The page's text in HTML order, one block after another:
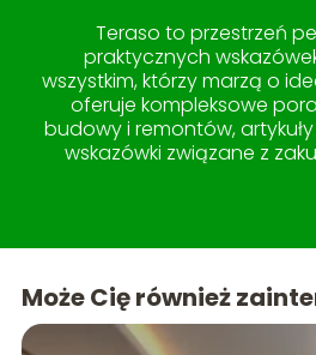
Teraso to przestrzeń
praktycznych
wszystkim, którzy marzą o
oferuje kompleksowe
budowy i remontów,
wskazówki związane z
domu jeszcze
idealne kompendium dla
pięknych i
Może Cię również